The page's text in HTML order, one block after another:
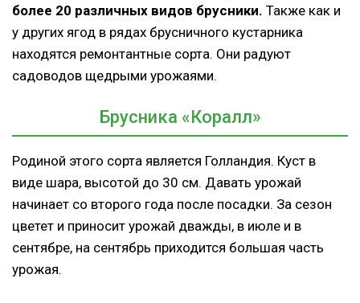
более 20 различных видов брусники. Также как и
у других ягод в рядах брусничного кустарника
находятся ремонтантные сорта. Они радуют
садоводов щедрыми урожаями.
Брусника «Коралл»
Родиной этого сорта является Голландия. Куст в
виде шара, высотой до 30 см. Давать урожай
начинает со второго года после посадки. За сезон
цветет и приносит урожай дважды, в июле и в
сентябре, на сентябрь приходится большая часть
урожая.